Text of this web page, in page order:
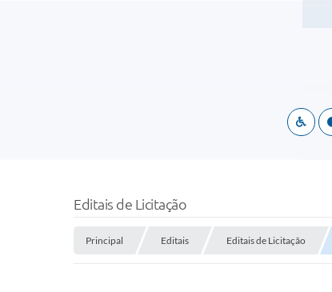
Editais de Licitação
Principal Editais Editais de Licitação